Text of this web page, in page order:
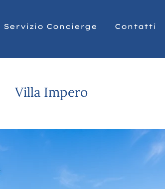
Servizio Concierge Contatti
Villa Impero